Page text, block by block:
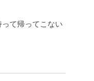
て帰ってこない